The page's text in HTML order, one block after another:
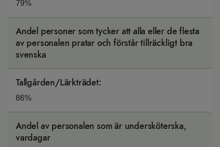
79%
Andel personer som tycker att alla eller de flesta
av personalen pratar och förstår tillräckligt bra
svenska
Tallgården/Lärkträdet:
86%
Andel av personalen som är undersköterska,
vardagar